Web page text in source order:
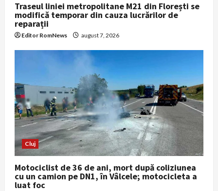
Traseul liniei metropolitane M21 din Florești se
modifică temporar din cauza lucrărilor de
reparații
Editor RomNews august 7, 2026
Cluj
Motociclist de 36 de ani, mort după coliziunea
cu un camion pe DN1, în Vâlcele; motocicleta a
luat foc